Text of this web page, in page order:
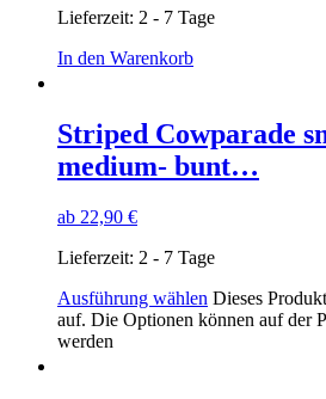
Lieferzeit: 2 - 7 Tage
In den Warenkorb
Striped Cowparade
medium- bunt…
ab 22,90 €
Lieferzeit: 2 - 7 Tage
Ausführung wählen Dieses
auf. Die Optionen können auf der
werden